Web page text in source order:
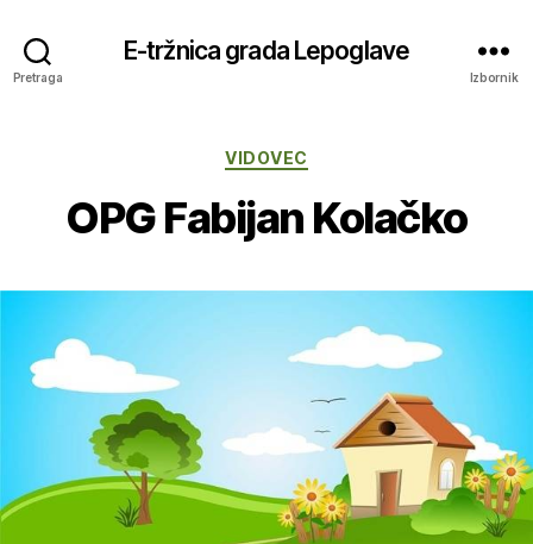
Pretraga
E-tržnica grada Lepoglave
Izbornik
Kategorije
VIDOVEC
OPG Fabijan Kolačko